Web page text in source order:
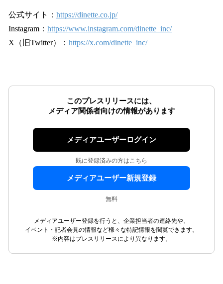
公式サイト： https://dinette.co.jp/
Instagram： https://www.instagram.com/dinette_inc/
X（旧Twitter）： https://x.com/dinette_inc/
このプレスリリースには、
メディア関係者向けの情報があります
メディアユーザーログイン
既に登録済みの方はこちら
メディアユーザー新規登録
無料
メディアユーザー登録を行うと、企業担当者の連絡先や、
イベント・記者会見の情報など様々な特記情報を閲覧できます。
※内容はプレスリリースにより異なります。